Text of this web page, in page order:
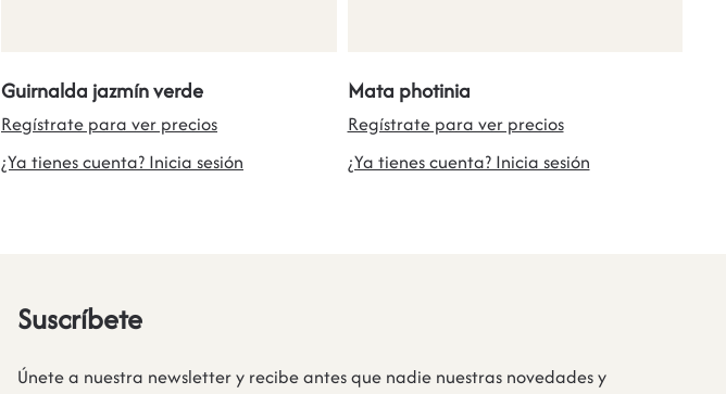
Guirnalda jazmín verde
Regístrate para ver precios
¿Ya tienes cuenta? Inicia sesión
Mata photinia
Regístrate para ver precios
¿Ya tienes cuenta? Inicia sesión
Suscríbete
Únete a nuestra newsletter y recibe antes que nadie nuestras novedades y